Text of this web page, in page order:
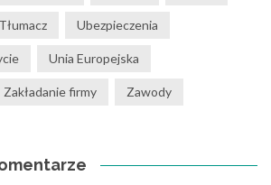
Tłumacz Ubezpieczenia
Unia Europejska
Zakładanie firmy Zawody